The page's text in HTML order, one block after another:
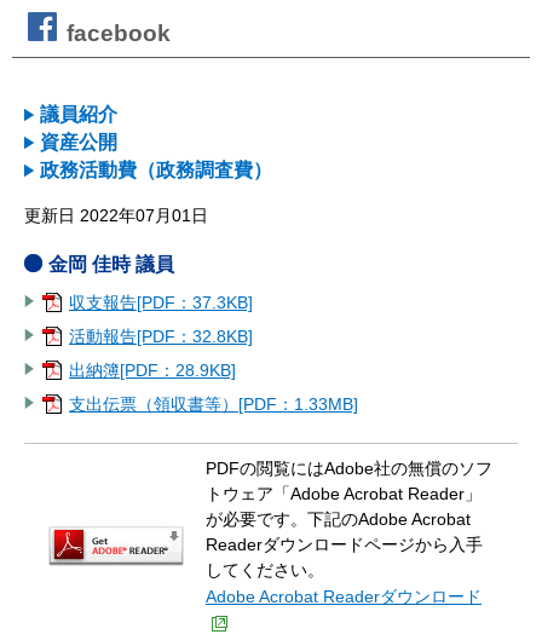
facebook
議員紹介
資産公開
政務活動費（政務調査費）
更新日 2022年07月01日
金岡 佳時 議員
収支報告[PDF：37.3KB]
活動報告[PDF：32.8KB]
出納簿[PDF：28.9KB]
支出伝票（領収書等）[PDF：1.33MB]
PDFの閲覧にはAdobe社の無償のソフ
トウェア「Adobe Acrobat Reader」
が必要です。下記のAdobe Acrobat
Readerダウンロードページから入手
してください。
Adobe Acrobat Readerダウンロード